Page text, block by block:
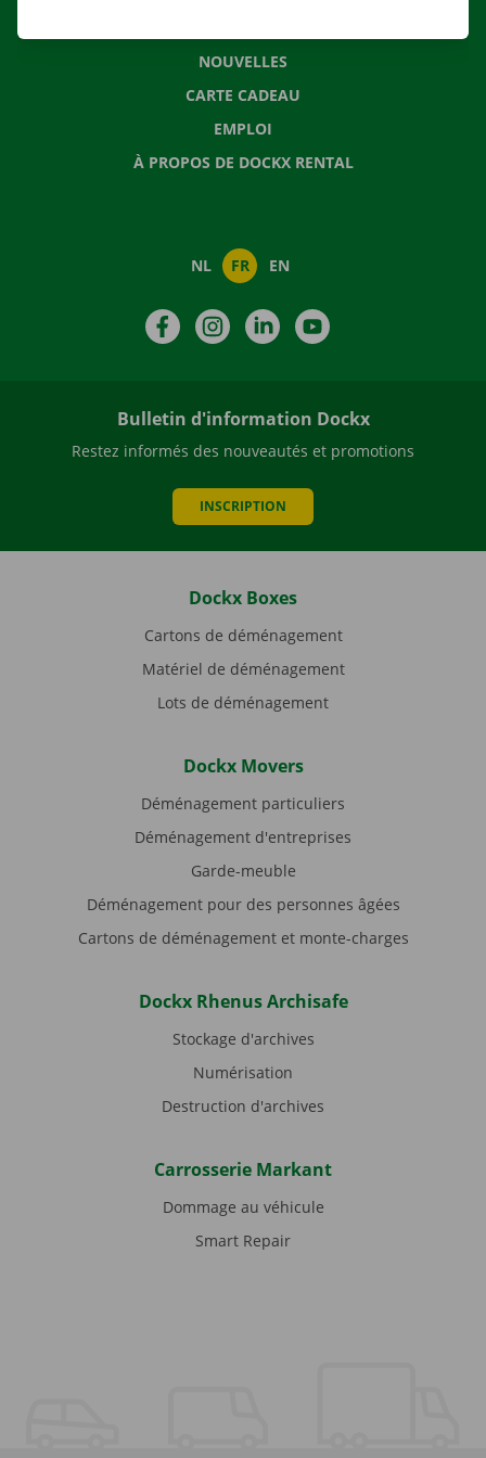
NOUVELLES
CARTE CADEAU
EMPLOI
À PROPOS DE DOCKX RENTAL
NL FR EN
FacebookInstagramLinkedIn
Bulletin d'information Dockx
Restez informés des nouveautés et promotions
INSCRIPTION
Dockx Boxes
Cartons de déménagement
Matériel de déménagement
Lots de déménagement
Dockx Movers
Déménagement particuliers
Déménagement d'entreprises
Garde-meuble
Déménagement pour des personnes âgées
Cartons de déménagement et monte-charges
Dockx Rhenus Archisafe
Stockage d'archives
Numérisation
Destruction d'archives
Carrosserie Markant
Dommage au véhicule
Smart Repair